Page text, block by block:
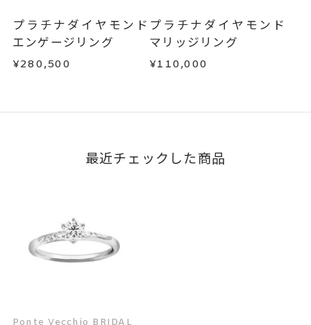
刻印字体
文字タイプA、文字タイプB、文字
タイプCよりお選びいただけま
はお問い合わせフォームよりご連絡ください。
この場合の返送料は弊社にて負担いたしますの
で、着払いにてご返送ください。
詳細はこちら
プラチナダイヤモンド
エンゲージリング
¥280,500
プラチナダイヤモンド
マリッジリング
¥110,000
最近チェックした商品
Ponte Vecchio BRIDAL